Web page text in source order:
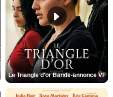
Le Triangle d'or Bande-annonce VF